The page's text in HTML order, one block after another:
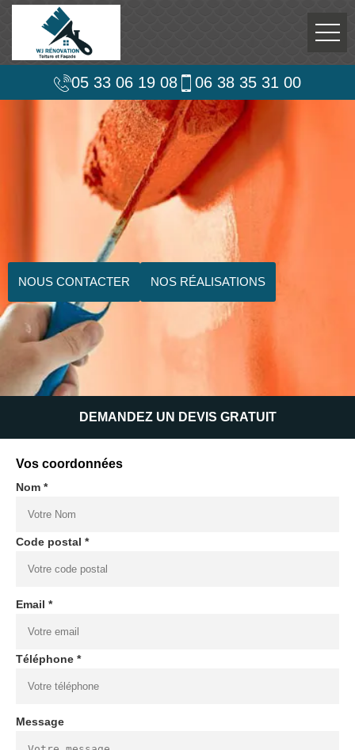
05 33 06 19 08 06 38 35 31 00
NOUS CONTACTER NOS RÉALISATIONS
DEMANDEZ UN DEVIS GRATUIT
Vos coordonnées
Nom *
Code postal *
Email *
Téléphone *
Message